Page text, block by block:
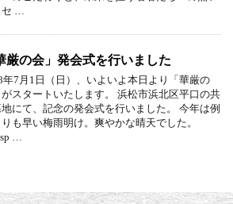
セ …
厳の会」発会式を行いました
年7月1日（日）、いよいよ本日より「華厳の
スタートいたします。 浜松市浜北区平口の共
地にて、記念の発会式を行いました。 今年は例
も早い梅雨明け。爽やかな晴天でした。
…